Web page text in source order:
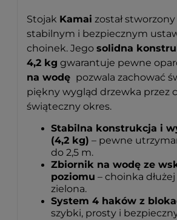
Stojak Kamai został
stabilnym i bezpiecznym
choinek. Jego solidna
4,2 kg gwarantuje pewne
na wodę pozwala zachować
piękny wygląd drzewka przez
świąteczny okres.
Stabilna konstrukcja i
(4,2 kg) – pewne
do 2,5 m.
Zbiornik na wodę ze
poziomu – choinka
zielona.
System 4 haków z
szybki, prosty i